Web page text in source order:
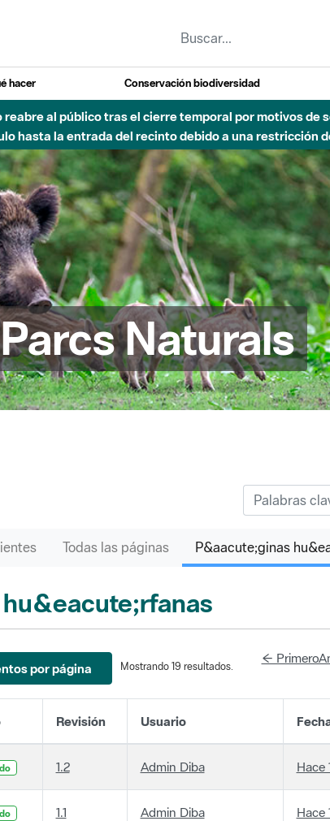
hacer Conservación biodiversidad
al público tras el cierre temporal por motivos de
hasta la entrada del recinto debido a una restricción
Naturals
Todas las páginas
por página Mostrando 19 resultados.
← Primero
Revisión Usuario
1.2 Admin Diba Hace
1.1 Admin Diba Hace